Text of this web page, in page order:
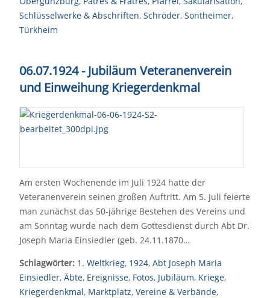
Schlüsselwerke & Abschriften, Schröder, Sontheimer,
Türkheim
06.07.1924 - Jubiläum Veteranenverein
und Einweihung Kriegerdenkmal
Am ersten Wochenende im Juli 1924 hatte der
Veteranenverein seinen großen Auftritt. Am 5. Juli feierte
man zunächst das 50-jährige Bestehen des Vereins und
am Sonntag wurde nach dem Gottesdienst durch Abt Dr.
Joseph Maria Einsiedler (geb. 24.11.1870…
Schlagwörter: 1. Weltkrieg, 1924, Abt Joseph Maria
Einsiedler, Äbte, Ereignisse, Fotos, Jubiläum, Kriege,
Kriegerdenkmal, Marktplatz, Vereine & Verbände,